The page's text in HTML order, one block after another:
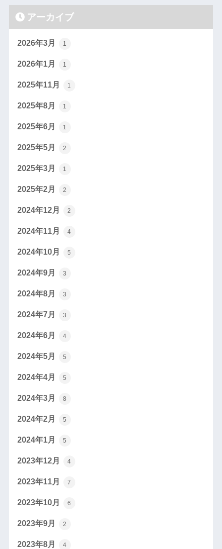
アーカイブ
2026年3月 1
2026年1月 1
2025年11月 1
2025年8月 1
2025年6月 1
2025年5月 2
2025年3月 1
2025年2月 2
2024年12月 2
2024年11月 4
2024年10月 5
2024年9月 3
2024年8月 3
2024年7月 3
2024年6月 4
2024年5月 5
2024年4月 5
2024年3月 8
2024年2月 5
2024年1月 5
2023年12月 4
2023年11月 7
2023年10月 6
2023年9月 2
2023年8月 4